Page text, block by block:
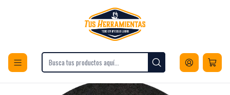
Envios a todo Chile
Accesorios para Herramientas
Caja 10Und. Disco Corte Metal 14 Eje 1 Stanley Sta8011R-LA